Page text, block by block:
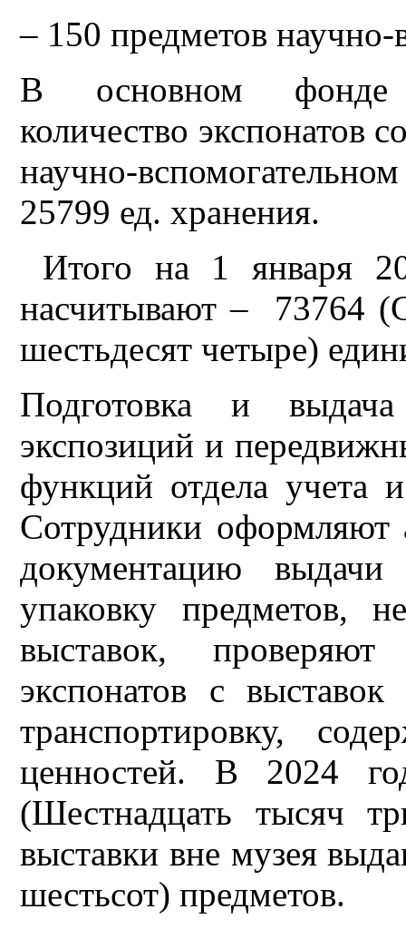
– 150 предметов
В основном фонде
количество экспонатов
научно-
25799 ед. хранения.
Итого на 1 января
насчитывают – 73764
шестьдесят четыре)
Подготовка и
экспозиций и
функций отдела учета
Сотрудники оформляют
документацию выдачи
упаковку предметов,
выставок,
экспонатов с
транспортировку,
ценностей. В 2024
(Шестнадцать тысяч
выставки вне музея
шестьсот) предметов.